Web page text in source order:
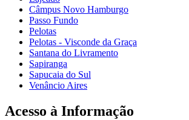
Câmpus Novo Hamburgo
Passo Fundo
Pelotas
Pelotas - Visconde da Graça
Santana do Livramento
Sapiranga
Sapucaia do Sul
Venâncio Aires
Acesso à Informação